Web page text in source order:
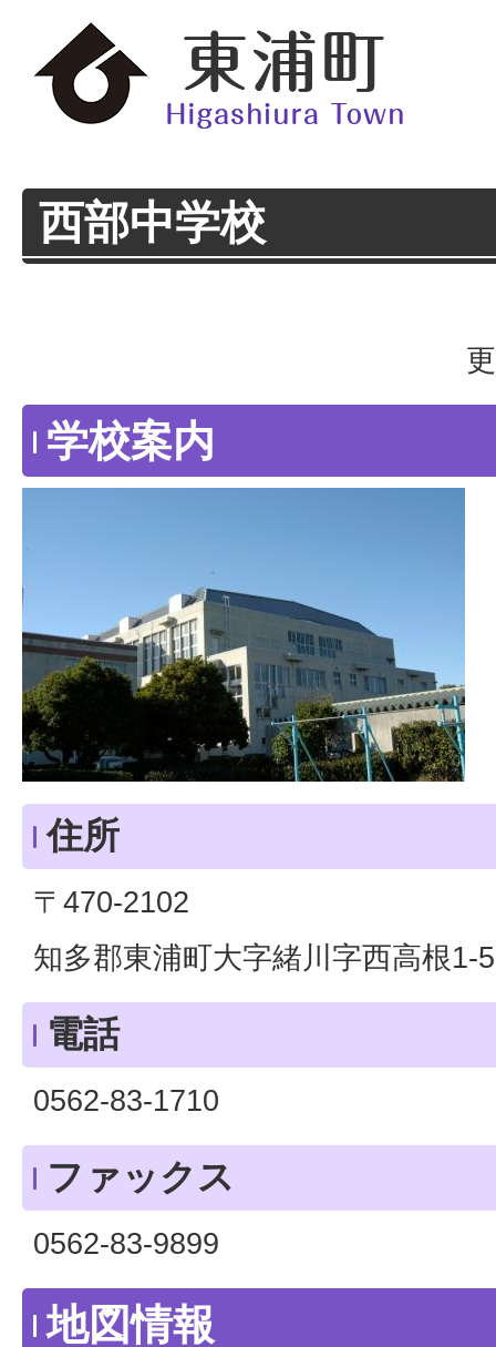
西部中学校
学校案内
住所
〒470-2102
知多郡東浦町大字緒川字西高根1-5
電話
0562-83-1710
ファックス
0562-83-9899
地図情報